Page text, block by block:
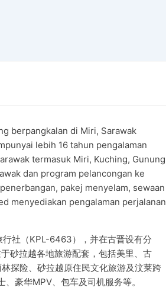
berpangkalan di Miri, Sarawak
lebih 16 tahun pengalaman
termasuk Miri, Kuching, Gunung
dan program pelancongan ke
pakej menyelam, sewaan
menyediakan pengalaman perjalanan
社（KPL-6463），并在古晋设有分
砂拉越各地旅游配套，包括美里、古
探险、砂拉越原住民文化旅游及汶莱跨
豪华MPV、包车及司机服务等。